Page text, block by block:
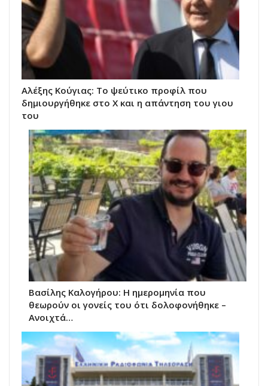
Αλέξης Κούγιας: Το ψεύτικο προφίλ που
δημιουργήθηκε στο X και η απάντηση του γιου
του
Βασίλης Καλογήρου: Η ημερομηνία που
θεωρούν οι γονείς του ότι δολοφονήθηκε –
Ανοιχτά…